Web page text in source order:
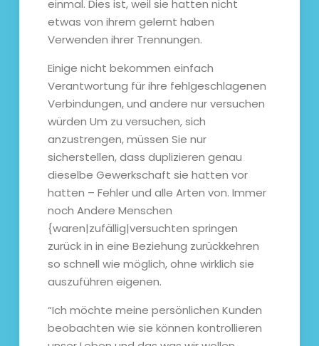
einmal. Dies ist, weil sie hatten nicht
etwas von ihrem gelernt haben
Verwenden ihrer Trennungen.
Einige nicht bekommen einfach
Verantwortung für ihre fehlgeschlagenen
Verbindungen, und andere nur versuchen
würden Um zu versuchen, sich
anzustrengen, müssen Sie nur
sicherstellen, dass duplizieren genau
dieselbe Gewerkschaft sie hatten vor
hatten – Fehler und alle Arten von. Immer
noch Andere Menschen
{waren|zufällig|versuchten springen
zurück in in eine Beziehung zurückkehren
so schnell wie möglich, ohne wirklich sie
auszuführen eigenen.
“Ich möchte meine persönlichen Kunden
beobachten wie sie können kontrollieren